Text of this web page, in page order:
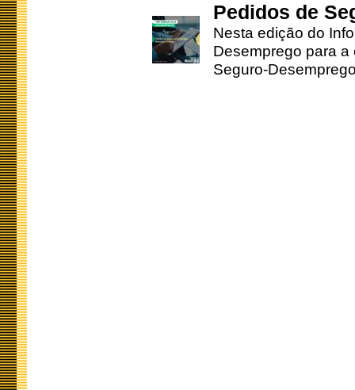
Pedidos de
Nesta edição do
Desemprego para
Seguro-